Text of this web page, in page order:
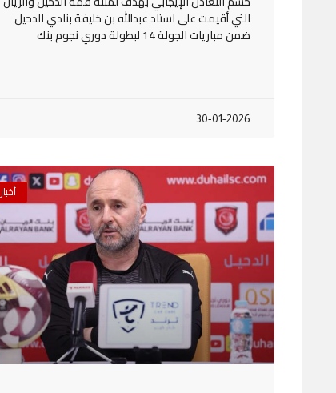
التي أقيمت على استاد عبدالله بن خليفة بنادي الدحيل
ضمن مباريات الجولة 14 لبطولة دوري نجوم بنك
30-01-2026
أخبار